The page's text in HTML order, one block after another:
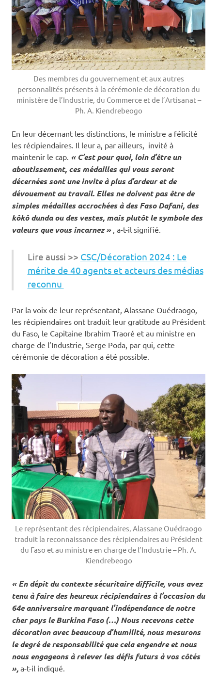
Des membres du gouvernement et aux autres
personnalités présents à la cérémonie de décoration du
ministère de l’Industrie, du Commerce et de l’Artisanat –
Ph. A. Kiendrebeogo
En leur décernant les distinctions, le ministre a félicité
les récipiendaires. Il leur a, par ailleurs, invité à
maintenir le cap. « C’est pour quoi, loin d’être un
aboutissement, ces médailles qui vous seront
décernées sont une invite à plus d’ardeur et de
dévouement au travail. Elles ne doivent pas être de
simples médailles accrochées à des Faso Dafani, des
kôkô dunda ou des vestes, mais plutôt le symbole des
valeurs que vous incarnez » , a-t-il signifié.
Lire aussi >> CSC/Décoration 2024 : Le
mérite de 40 agents et acteurs des médias
reconnu
Par la voix de leur représentant, Alassane Ouédraogo,
les récipiendaires ont traduit leur gratitude au Président
du Faso, le Capitaine Ibrahim Traoré et au ministre en
charge de l’Industrie, Serge Poda, par qui, cette
cérémonie de décoration a été possible.
Le représentant des récipiendaires, Alassane Ouédraogo
traduit la reconnaissance des récipiendaires au Président
du Faso et au ministre en charge de l’Industrie – Ph. A.
Kiendrebeogo
« En dépit du contexte sécuritaire difficile, vous avez
tenu à faire des heureux récipiendaires à l’occasion du
64e anniversaire marquant l’indépendance de notre
cher pays le Burkina Faso (…) Nous recevons cette
décoration avec beaucoup d’humilité, nous mesurons
le degré de responsabilité que cela engendre et nous
nous engageons à relever les défis futurs à vos côtés
», a-t-il indiqué.